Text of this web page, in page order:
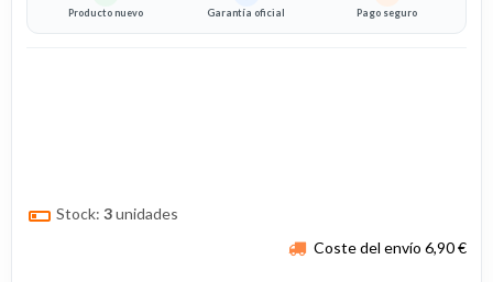
Producto nuevo Garantía oficial Pago seguro
Stock: 3unidades
Coste del envío 6,90 €